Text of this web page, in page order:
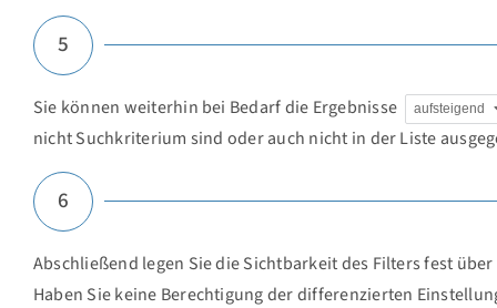
5
Sie können weiterhin bei Bedarf die Ergebnisse aufsteigend
nicht Suchkriterium sind oder auch nicht in der Liste
6
Abschließend legen Sie die Sichtbarkeit des Filters fest
Haben Sie keine Berechtigung der differenzierten